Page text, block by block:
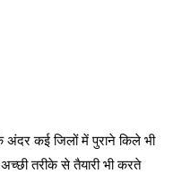
अंदर कई जिलों में पुराने किले भी
तरीके से तैयारी भी करते